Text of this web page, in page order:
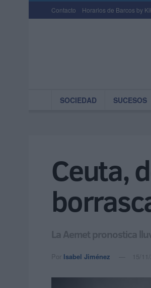
Contacto Horarios de Barcos by
SOCIEDAD SUCESOS
Ceuta,
La Aemet pronostica
Por Isabel Jiménez 15/